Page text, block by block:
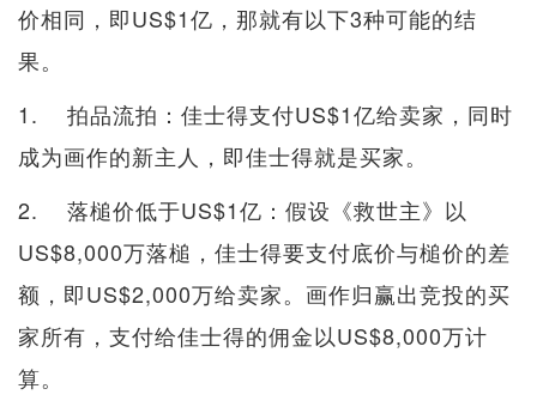
价相同，即US$1亿，那就有以下3种可能的结
果。
1. 拍品流拍：佳士得支付US$1亿给卖家，同时
成为画作的新主人，即佳士得就是买家。
2. 落槌价低于US$1亿：假设《救世主》以
US$8,000万落槌，佳士得要支付底价与槌价的差
额，即US$2,000万给卖家。画作归赢出竞投的买
家所有，支付给佳士得的佣金以US$8,000万计
算。